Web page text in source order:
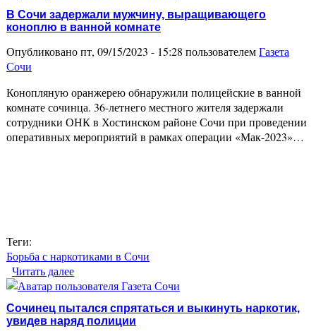
В Сочи задержали мужчину, выращивающего
коноплю в ванной комнате
Опубликовано пт, 09/15/2023 - 15:28 пользователемГазета
Сочи
Конопляную оранжерею обнаружили полицейские в ванной
комнате сочинца. 36-летнего местного жителя задержали
сотрудники ОНК в Хостинском районе Сочи при проведении
оперативных мероприятий в рамках операции «Мак-2023»…
Теги:
Борьба с наркотиками в Сочи
Читать далее
коноплю в ванной комнате
Сочинец пытался спрятаться и выкинуть наркотик,
увидев наряд полиции